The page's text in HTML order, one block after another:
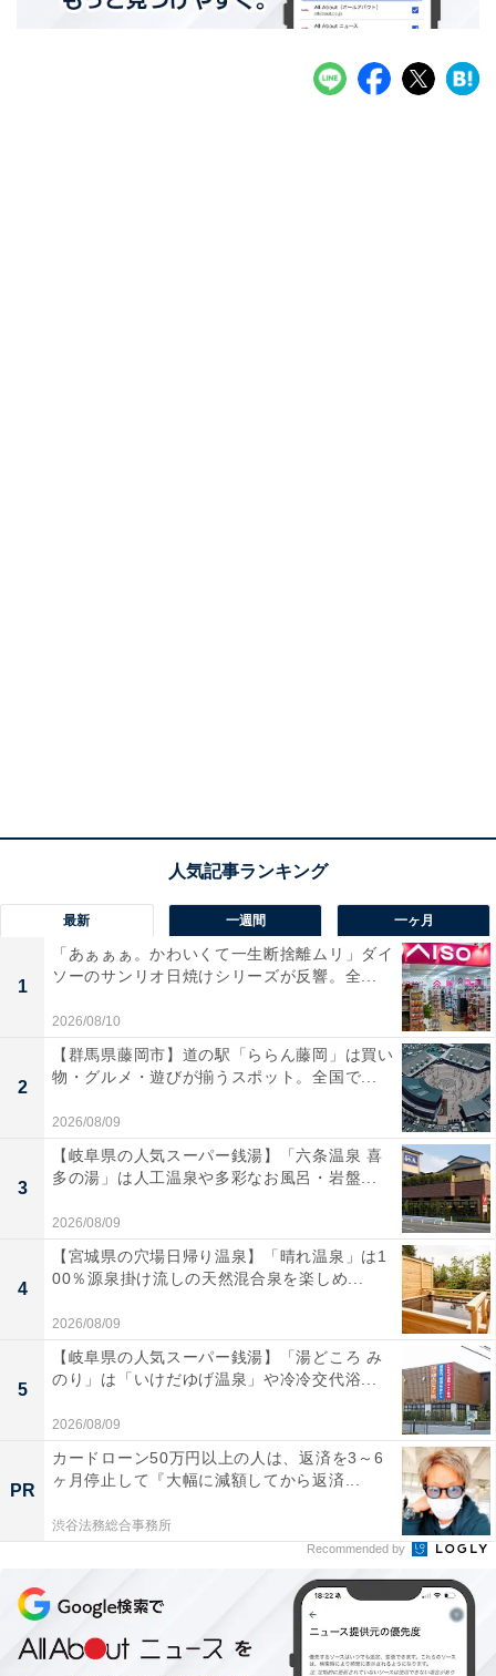
最新 一週間 一ヶ月
1
「あぁぁぁ。かわいくて一生断捨離ムリ」ダイ
ソーのサンリオ日焼けシリーズが反響。全...
2026/08/10
2
【群馬県藤岡市】道の駅「ららん藤岡」は買い
物・グルメ・遊びが揃うスポット。全国で...
2026/08/09
3
【岐阜県の人気スーパー銭湯】「六条温泉 喜
多の湯」は人工温泉や多彩なお風呂・岩盤...
2026/08/09
4
【宮城県の穴場日帰り温泉】「晴れ温泉」は1
00％源泉掛け流しの天然混合泉を楽しめ...
2026/08/09
5
【岐阜県の人気スーパー銭湯】「湯どころ み
のり」は「いけだゆげ温泉」や冷冷交代浴...
2026/08/09
PR
カードローン50万円以上の人は、返済を3～6
ヶ月停止して『大幅に減額してから返済...
渋谷法務総合事務所
Recommended by